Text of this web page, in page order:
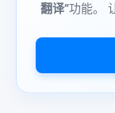
翻译”功能。